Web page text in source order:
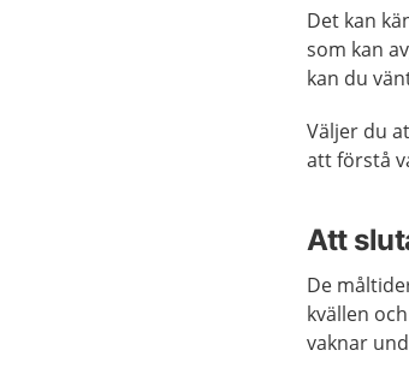
Det kan
som kan
kan du
Väljer du
att förstå
Att
De
kvällen
vaknar